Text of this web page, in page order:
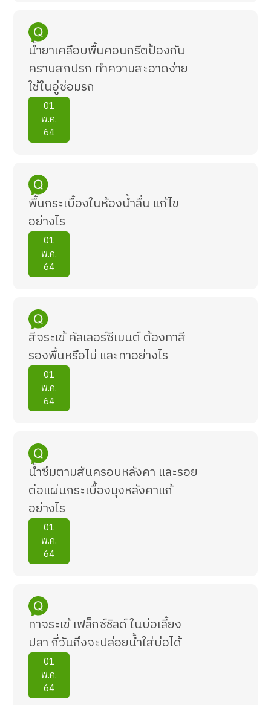
น้ำยาเคลือบพื้นคอนกรีตป้องกัน
คราบสกปรก ทำความสะอาดง่าย
ใช้ในอู่ซ่อมรถ
01
พ.ค.
64
พื้นกระเบื้องในห้องน้ำลื่น แก้ไข
อย่างไร
01
พ.ค.
64
สีจระเข้ คัลเลอร์ซีเมนต์ ต้องทาสี
รองพื้นหรือไม่ และทาอย่างไร
01
พ.ค.
64
น้ำซึมตามสันครอบหลังคา และรอย
ต่อแผ่นกระเบื้องมุงหลังคาแก้
อย่างไร
01
พ.ค.
64
ทาจระเข้ เฟล็กซ์ชิลด์ ในบ่อเลี้ยง
ปลา กี่วันถึงจะปล่อยน้ำใส่บ่อได้
01
พ.ค.
64